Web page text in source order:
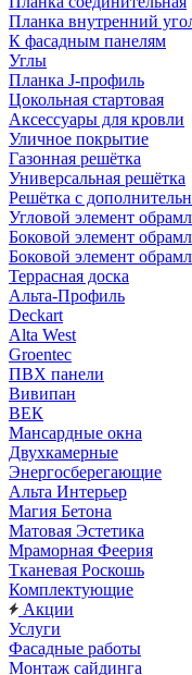
Планка внутренний
К фасадным панелям
Углы
Планка J-профиль
Цокольная стартовая
Аксессуары для кровли
Уличное покрытие
Газонная решётка
Универсальная решётка
Решётка с
Угловой элемент
Боковой элемент
Боковой элемент
Террасная доска
Альта-Профиль
Deckart
Alta West
Groentec
ПВХ панели
Вивипан
ВЕК
Мансардные окна
Двухкамерные
Энергосберегающие
Альта Интерьер
Магия Бетона
Матовая Эстетика
Мраморная Феерия
Тканевая Роскошь
Комплектующие
Акции
Услуги
Фасадные работы
Монтаж сайдинга